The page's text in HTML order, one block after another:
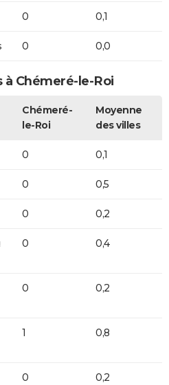
0 0,1
0 0,0
Chémeré-le-Roi
Chémeré-
le-Roi
Moyenne
des villes
0 0,1
0 0,5
0 0,2
0 0,4
0 0,2
1 0,8
0 0,2